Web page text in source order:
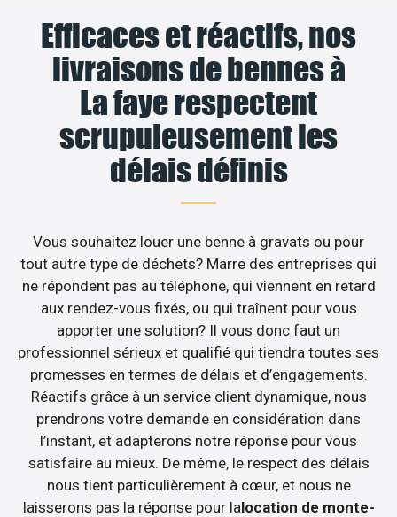
Efficaces et réactifs, nos
livraisons de bennes à
La faye respectent
scrupuleusement les
délais définis
Vous souhaitez louer une benne à gravats ou pour
tout autre type de déchets? Marre des entreprises qui
ne répondent pas au téléphone, qui viennent en retard
aux rendez-vous fixés, ou qui traînent pour vous
apporter une solution? Il vous donc faut un
professionnel sérieux et qualifié qui tiendra toutes ses
promesses en termes de délais et d’engagements.
Réactifs grâce à un service client dynamique, nous
prendrons votre demande en considération dans
l’instant, et adapterons notre réponse pour vous
satisfaire au mieux. De même, le respect des délais
nous tient particulièrement à cœur, et nous ne
laisserons pas la réponse pour lalocation de monte-